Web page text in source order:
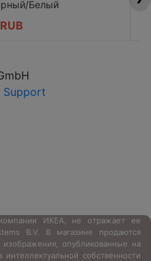
Белый
Support
ИКЕА, не отражает ее
B.V. В магазине продаются
опубликованные на
собственности